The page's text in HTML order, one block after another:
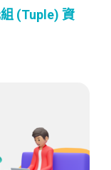
(Tuple) 資